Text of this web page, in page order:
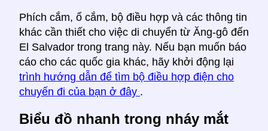
Phích cắm, ổ cắm, bộ điều hợp và các thông tin
khác cần thiết cho việc di chuyển từ Ăng-gô đến
El Salvador trong trang này. Nếu bạn muốn báo
cáo cho các quốc gia khác, hãy khởi động lại
trình hướng dẫn để tìm bộ điều hợp điện cho
chuyến đi của bạn ở đây .
Biểu đồ nhanh trong nháy mắt